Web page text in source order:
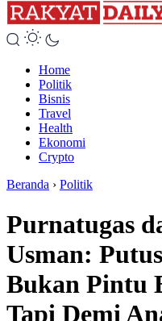
Home
Politik
Bisnis
Travel
Health
Ekonomi
Crypto
Beranda › Politik
Purnatugas
Usman:
Bukan Pintu
Tapi Demi